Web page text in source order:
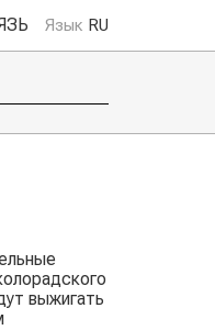
Язык RU
выжигать